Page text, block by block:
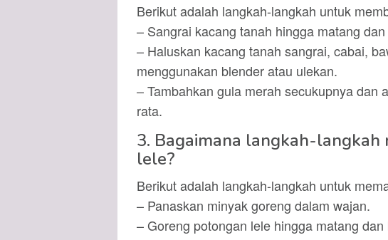
Berikut adalah langkah-langkah untuk
– Sangrai kacang tanah hingga matang
– Haluskan kacang tanah sangrai, cabai,
menggunakan blender atau ulekan.
– Tambahkan gula merah secukupnya dan
rata.
3. Bagaimana langkah-langkah
lele?
Berikut adalah langkah-langkah untuk
– Panaskan minyak goreng dalam wajan.
– Goreng potongan lele hingga matang